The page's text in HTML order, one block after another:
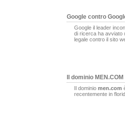
Google contro
Google il leader
di ricerca ha avviato
legale contro il sito
Il dominio MEN.COM
Il dominio men.com
recentemente in